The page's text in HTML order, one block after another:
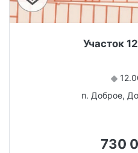
Участок
п. Доброе,
730